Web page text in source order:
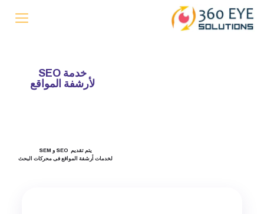
خدمة SEO
لأرشفة المواقع
يتم تقديم SEO و SEM
لخدمات أرشفة المواقع فى محركات البحث